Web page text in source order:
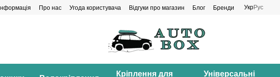
Про нас Угода користувача Відгуки про магазин Блог Бренди УкрРус
Кріплення для
Універсальні